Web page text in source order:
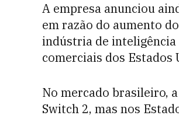
A empresa anunciou
em razão do aumento
indústria de
comerciais dos Estados
No mercado brasileiro,
Switch 2, mas nos